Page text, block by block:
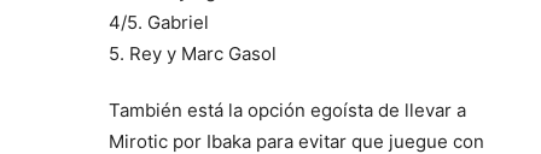
4/5. Gabriel
5. Rey y Marc Gasol
También está la opción egoísta de llevar a
Mirotic por Ibaka para evitar que juegue con